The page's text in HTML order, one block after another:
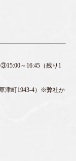
～16:45（残り1
津町1943-4）※弊社か